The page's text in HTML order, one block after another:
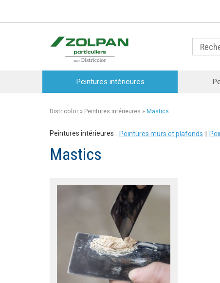
Peintures intérieures
Districolor » Peintures intérieures » Mastics
Peintures intérieures : Peintures murs et plafonds
Mastics